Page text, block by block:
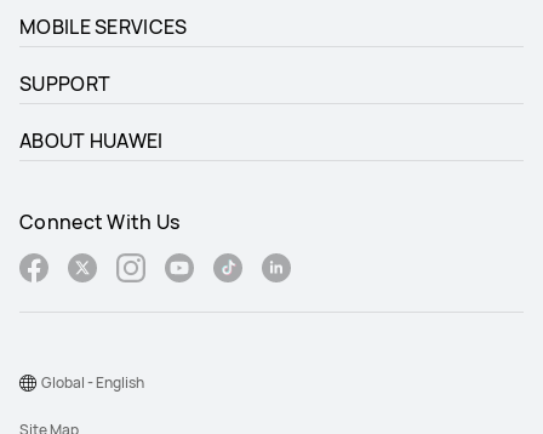
MOBILE SERVICES
SUPPORT
ABOUT HUAWEI
Connect With Us
Site Map
Global - English